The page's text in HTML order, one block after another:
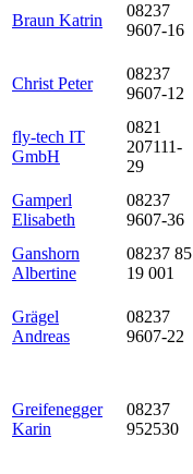
Braun Katrin
08237
9607-16
Christ Peter
08237
9607-12
fly-tech IT
GmbH
0821
207111-
29
Gamperl
Elisabeth
08237
9607-36
Ganshorn
Albertine
08237 85
19 001
Grägel
Andreas
08237
9607-22
Greifenegger
Karin
08237
952530